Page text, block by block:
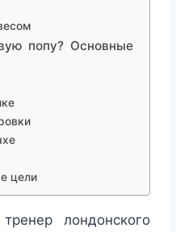
попу? Основные
цели
лондонского